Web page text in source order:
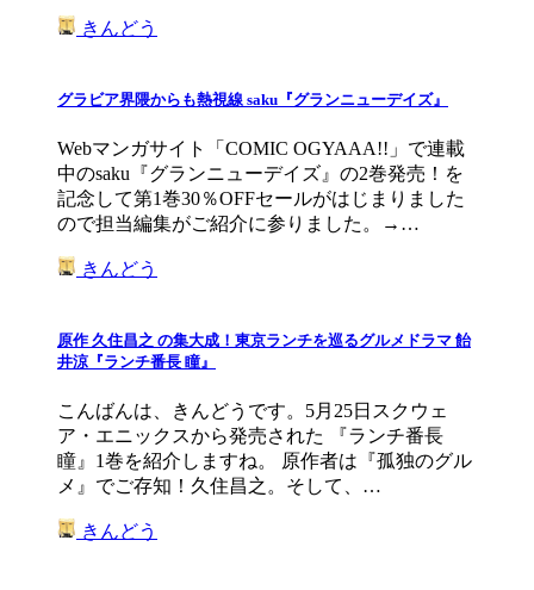
きんどう
グラビア界隈からも熱視線 saku『グランニューデイズ』
Webマンガサイト「COMIC OGYAAA!!」で連載
中のsaku『グランニューデイズ』の2巻発売！を
記念して第1巻30％OFFセールがはじまりました
ので担当編集がご紹介に参りました。→…
きんどう
原作 久住昌之 の集大成！東京ランチを巡るグルメドラマ 飴
井涼『ランチ番長 瞳』
こんばんは、きんどうです。5月25日スクウェ
ア・エニックスから発売された 『ランチ番長
瞳』1巻を紹介しますね。 原作者は『孤独のグル
メ』でご存知！久住昌之。そして、…
きんどう